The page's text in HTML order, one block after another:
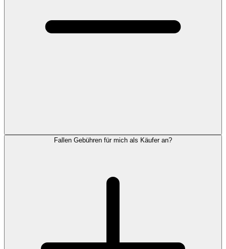
Fallen Gebühren für mich als Käufer an?